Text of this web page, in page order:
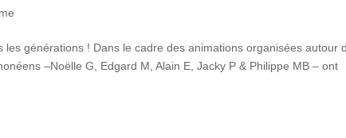
les générations ! Dans le cadre des animations organisées autour
–Noëlle G, Edgard M, Alain E, Jacky P & Philippe MB – ont